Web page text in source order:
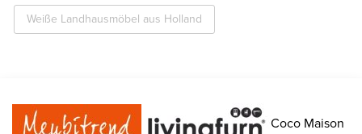
Weiße Landhausmöbel aus Holland
Coco Maison